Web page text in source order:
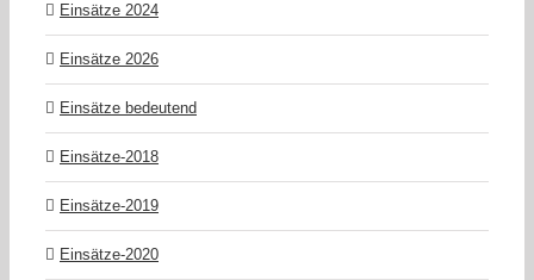
Einsätze 2024
Einsätze 2026
Einsätze bedeutend
Einsätze-2018
Einsätze-2019
Einsätze-2020